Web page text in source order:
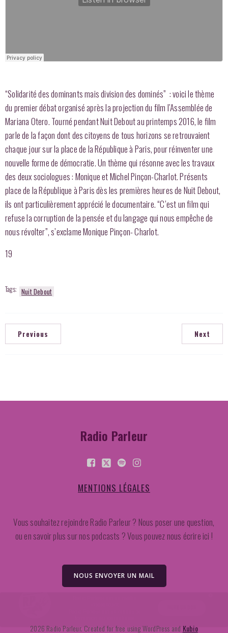
“Solidarité des dominants mais division des dominés” : voici le thème
du premier débat organisé après la projection du film l’Assemblée de
Mariana Otero. Tourné pendant Nuit Debout au printemps 2016, le film
parle de la façon dont des citoyens de tous horizons se retrouvaient
chaque jour sur la place de la République à Paris, pour réinventer une
nouvelle forme de démocratie. Un thème qui résonne avec les travaux
des deux sociologues : Monique et Michel Pinçon-Charlot. Présents
place de la République à Paris dès les premières heures de Nuit Debout,
ils ont particulièrement apprécié le documentaire. “C’est un film qui
refuse la corruption de la pensée et du langage qui nous empêche de
nous révolter”, s’exclame Monique Pinçon- Charlot.
19
Tags: Nuit Debout
Previous Next
Radio Parleur
MENTIONS LÉGALES
Vous souhaitez rejoindre Radio Parleur ? Nous poser une question,
ou en savoir plus sur nos podcasts ? Vous pouvez nous écrire ici !
NOUS ENVOYER UN MAIL
2026 Radio Parleur. Created for free using WordPress and Kubio
Radio Parleur est un réseau de